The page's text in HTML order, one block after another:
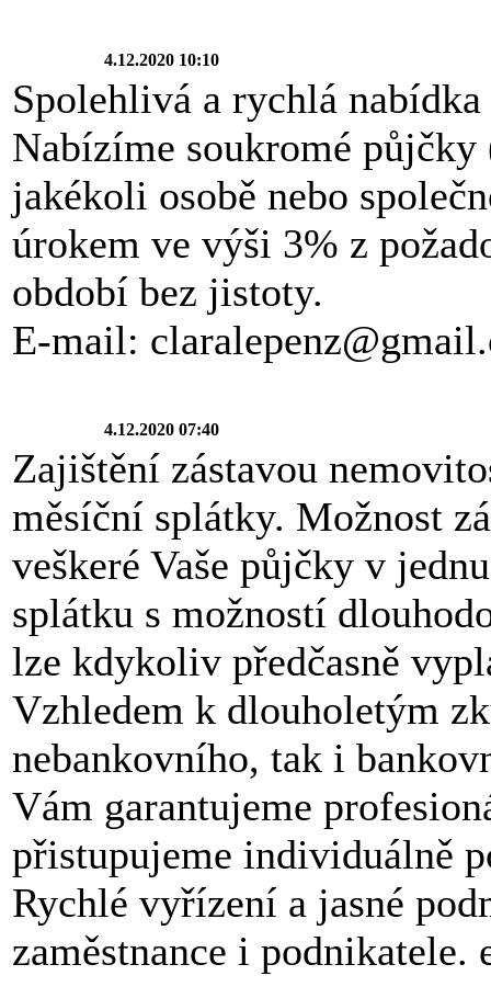
4.12.2020 10:10
Spolehlivá a rychlá
Nabízíme soukromé
jakékoli osobě nebo
úrokem ve výši 3% z
období bez jistoty.
E-mail:
4.12.2020 07:40
Zajištění zástavou
měsíční splátky. Možnost
veškeré Vaše půjčky v
splátku s možností
lze kdykoliv předčasně
Vzhledem k dlouholetým
nebankovního, tak i
Vám garantujeme
přistupujeme individuálně
Rychlé vyřízení a jasné
zaměstnance i